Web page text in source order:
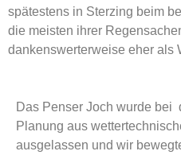
spätestens in Sterzing beim
die meisten ihrer
dankenswerterweise eher als
Das Penser Joch wurde bei
Planung aus
ausgelassen und wir